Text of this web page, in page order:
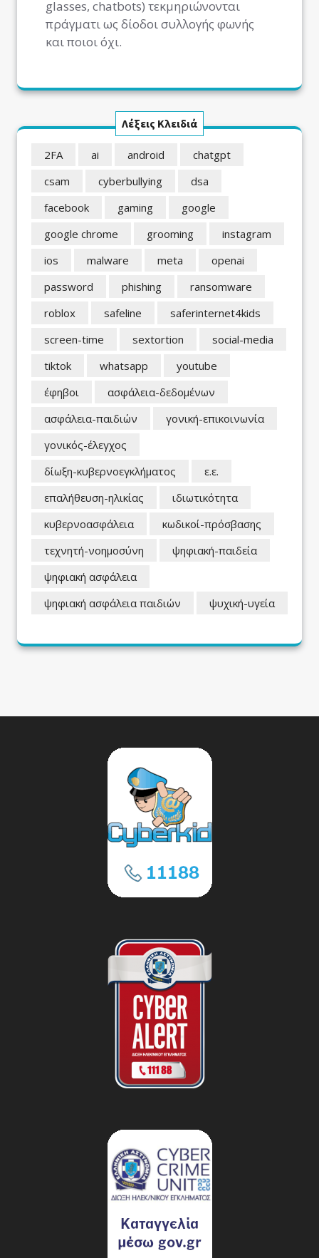
glasses, chatbots) τεκμηριώνονται
πράγματι ως δίοδοι συλλογής φωνής
και ποιοι όχι.
Λέξεις Κλειδιά
2FA ai android
chatgpt
csam
cyberbullying
dsa
facebook
gaming
google
google chrome
grooming
instagram
ios
malware meta
openai
password
phishing
ransomware
roblox
safeline
saferinternet4kids
screen-time
sextortion
social-media
tiktok
whatsapp
youtube
έφηβοι
ασφάλεια-δεδομένων
ασφάλεια-παιδιών
γονική-επικοινωνία
γονικός-έλεγχος
δίωξη-κυβερνοεγκλήματος
ε.ε.
επαλήθευση-ηλικίας
ιδιωτικότητα
κυβερνοασφάλεια
κωδικοί-πρόσβασης
τεχνητή-νοημοσύνη
ψηφιακή-παιδεία
ψηφιακή ασφάλεια
ψηφιακή ασφάλεια παιδιών
ψυχική-υγεία